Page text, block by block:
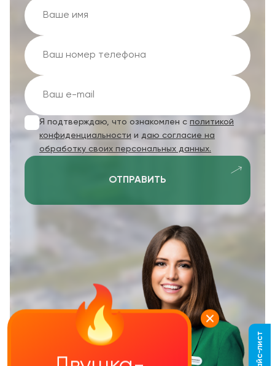
Я подтверждаю, что ознакомлен с политикой
конфиденциальности и даю согласие на
обработку своих персональных данных.
ОТПРАВИТЬ